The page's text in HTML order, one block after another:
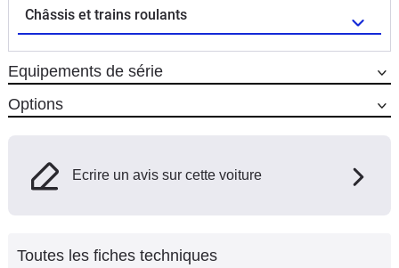
Châssis et trains roulants
Equipements de série
Options
Ecrire un avis sur cette voiture
Toutes les fiches techniques